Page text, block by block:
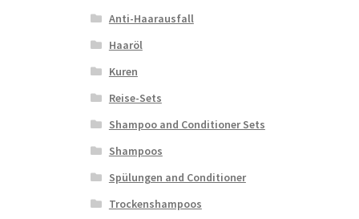
Anti-Haarausfall
Haaröl
Kuren
Reise-Sets
Shampoo and Conditioner Sets
Shampoos
Spülungen and Conditioner
Trockenshampoos